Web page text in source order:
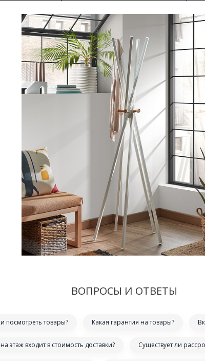
ВОПРОСЫ И ОТВЕТЫ
посмотреть товары? Какая гарантия на товары?
этаж входит в стоимость доставки? Существует ли